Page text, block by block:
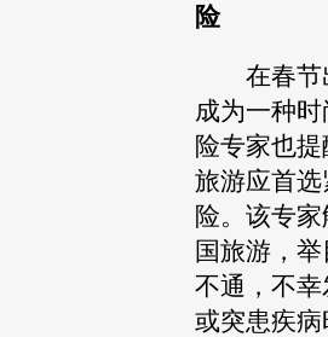
险
在春节
成为一种
险专家也
旅游应首
险。该专
国旅游，
不通，不
或突患疾